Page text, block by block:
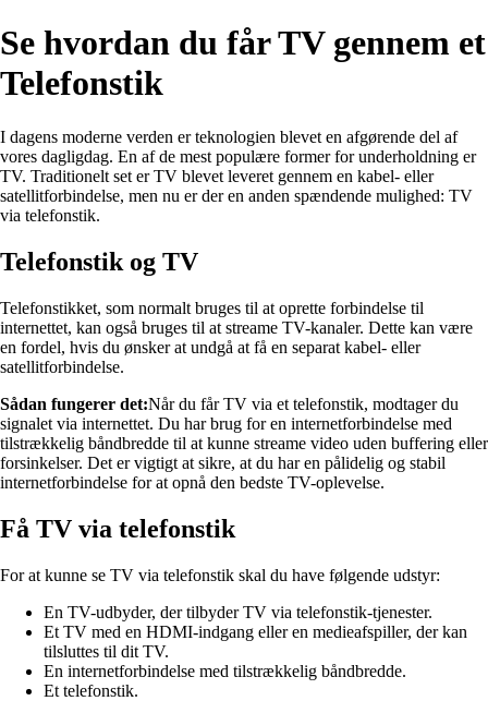
Se hvordan du får TV gennem et
Telefonstik
I dagens moderne verden er teknologien blevet en afgørende del af
vores dagligdag. En af de mest populære former for underholdning er
TV. Traditionelt set er TV blevet leveret gennem en kabel- eller
satellitforbindelse, men nu er der en anden spændende mulighed: TV
via telefonstik.
Telefonstik og TV
Telefonstikket, som normalt bruges til at oprette forbindelse til
internettet, kan også bruges til at streame TV-kanaler. Dette kan være
en fordel, hvis du ønsker at undgå at få en separat kabel- eller
satellitforbindelse.
Sådan fungerer det:Når du får TV via et telefonstik, modtager du
signalet via internettet. Du har brug for en internetforbindelse med
tilstrækkelig båndbredde til at kunne streame video uden buffering eller
forsinkelser. Det er vigtigt at sikre, at du har en pålidelig og stabil
internetforbindelse for at opnå den bedste TV-oplevelse.
Få TV via telefonstik
For at kunne se TV via telefonstik skal du have følgende udstyr:
En TV-udbyder, der tilbyder TV via telefonstik-tjenester.
Et TV med en HDMI-indgang eller en medieafspiller, der kan
tilsluttes til dit TV.
En internetforbindelse med tilstrækkelig båndbredde.
Et telefonstik.